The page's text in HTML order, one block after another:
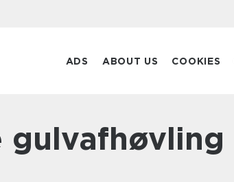
ADS ABOUT US COOKIES